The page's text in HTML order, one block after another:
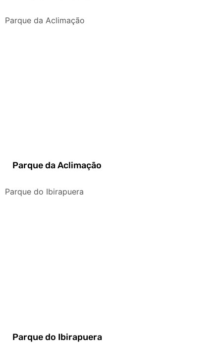
Parque da Aclimação
Parque da Aclimação
Parque do Ibirapuera
Parque do Ibirapuera